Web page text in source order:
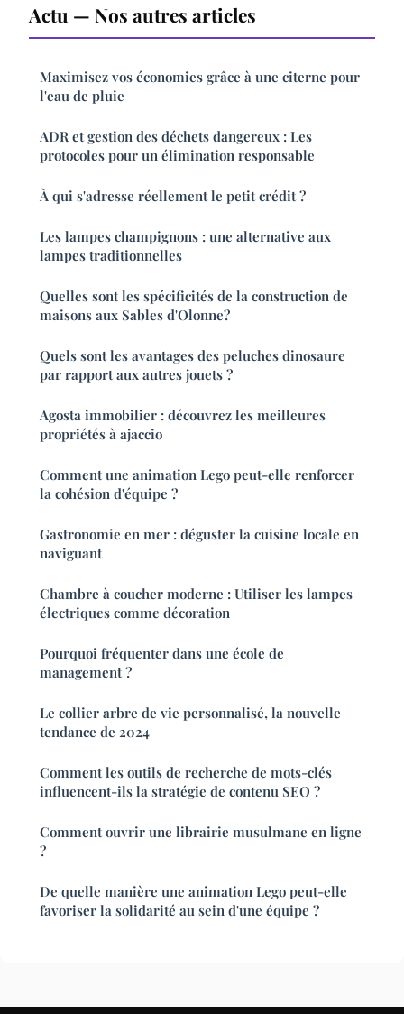
Actu — Nos autres articles
Maximisez vos économies grâce à une citerne pour
l'eau de pluie
ADR et gestion des déchets dangereux : Les
protocoles pour un élimination responsable
À qui s'adresse réellement le petit crédit ?
Les lampes champignons : une alternative aux
lampes traditionnelles
Quelles sont les spécificités de la construction de
maisons aux Sables d'Olonne?
Quels sont les avantages des peluches dinosaure
par rapport aux autres jouets ?
Agosta immobilier : découvrez les meilleures
propriétés à ajaccio
Comment une animation Lego peut-elle renforcer
la cohésion d'équipe ?
Gastronomie en mer : déguster la cuisine locale en
naviguant
Chambre à coucher moderne : Utiliser les lampes
électriques comme décoration
Pourquoi fréquenter dans une école de
management ?
Le collier arbre de vie personnalisé, la nouvelle
tendance de 2024
Comment les outils de recherche de mots-clés
influencent-ils la stratégie de contenu SEO ?
Comment ouvrir une librairie musulmane en ligne
?
De quelle manière une animation Lego peut-elle
favoriser la solidarité au sein d'une équipe ?